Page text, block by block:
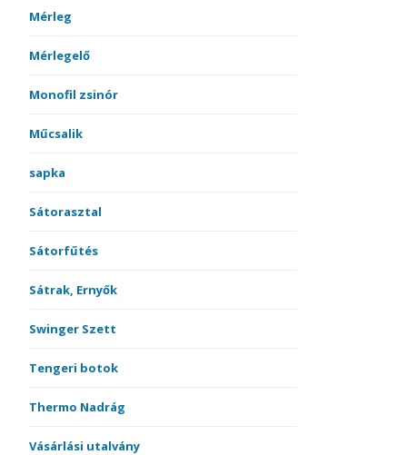
Mérleg
Mérlegelő
Monofil zsinór
Műcsalik
sapka
Sátorasztal
Sátorfűtés
Sátrak, Ernyők
Swinger Szett
Tengeri botok
Thermo Nadrág
Vásárlási utalvány